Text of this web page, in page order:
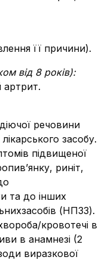
її причини).
від 8 років):
артрит.
речовини
засобу.
підвищеної
риніт,
та до інших
(НПЗЗ).
кровотечі в
в анамнезі (2
виразкової